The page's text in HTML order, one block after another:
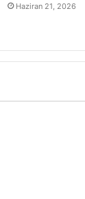
Haziran 21, 2026